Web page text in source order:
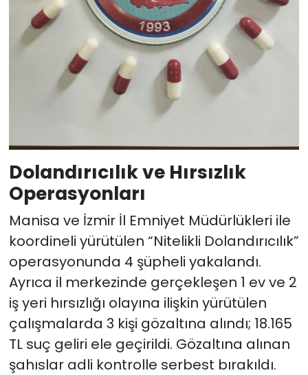
Dolandırıcılık ve Hırsızlık
Operasyonları
Manisa ve İzmir İl Emniyet Müdürlükleri ile
koordineli yürütülen “Nitelikli Dolandırıcılık”
operasyonunda 4 şüpheli yakalandı.
Ayrıca il merkezinde gerçekleşen 1 ev ve 2
iş yeri hırsızlığı olayına ilişkin yürütülen
çalışmalarda 3 kişi gözaltına alındı; 18.165
TL suç geliri ele geçirildi. Gözaltına alınan
şahıslar adli kontrolle serbest bırakıldı.